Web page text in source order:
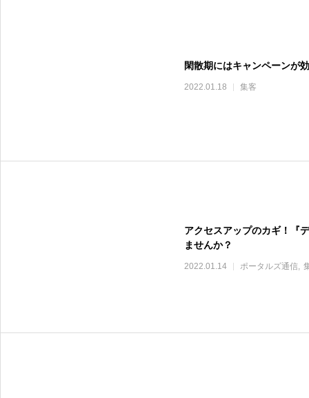
閑散期にはキャンペーンが
2022.01.18 集客
アクセスアップのカギ！『
ませんか？
2022.01.14 ポータルズ通信